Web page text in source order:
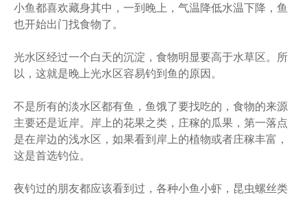
小鱼都喜欢藏身其中，一到晚上，气温降低水温下降，鱼
也开始出门找食物了。
光水区经过一个白天的沉淀，食物明显要高于水草区。所
以，这就是晚上光水区容易钓到鱼的原因。
不是所有的淡水区都有鱼，鱼饿了要找吃的，食物的来源
主要还是近岸。岸上的花果之类，庄稼的瓜果，第一落点
是在岸边的浅水区，如果看到岸上的植物或者庄稼丰富，
这是首选钓位。
夜钓过的朋友都应该看到过，各种小鱼小虾，昆虫螺丝类